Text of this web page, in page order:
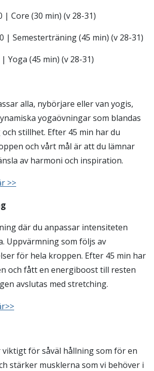
| Core (30 min) (v 28-31)
| Semesterträning (45 min) (v 28-31)
Yoga (45 min) (v 28-31)
alla, nybörjare eller van yogis,
yogaövningar som blandas
stillhet. Efter 45 min har du
och vårt mål är att du lämnar
av harmoni och inspiration.
>>
där du anpassar intensiteten
Uppvärmning som följs av
för hela kroppen. Efter 45 min har
och fått en energiboost till resten
avslutas med stretching.
viktigt för såväl hållning som för en
stärker musklerna som vi behöver i